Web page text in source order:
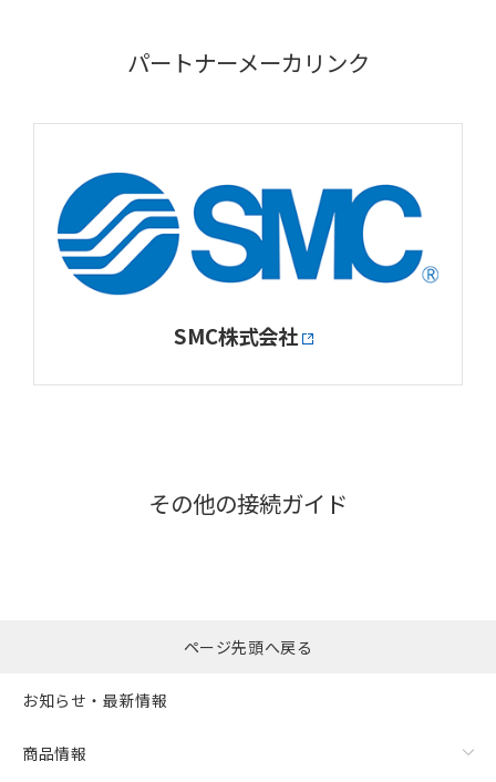
パートナーメーカリンク
SMC株式会社
その他の接続ガイド
ページ先頭へ戻る
お知らせ・最新情報
商品情報